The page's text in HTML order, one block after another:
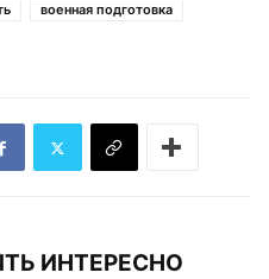
военная подготовка
ИНТЕРЕСНО